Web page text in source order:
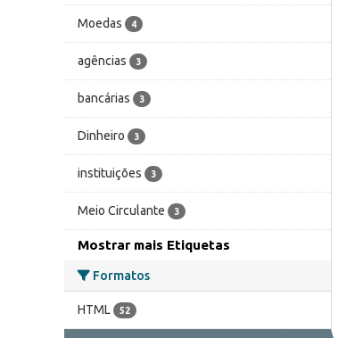
Moedas 4
agências 3
bancárias 3
Dinheiro 3
instituições 3
Meio Circulante 3
Mostrar mais Etiquetas
Formatos
HTML 52